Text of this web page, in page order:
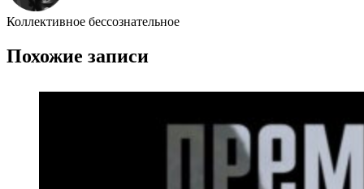
Коллективное бессознательное
Похожие записи